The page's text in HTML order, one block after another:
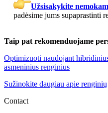
Užsisakykite
padėsime jums supaprastinti
Taip pat rekomenduojame
Optimizuoti naudojant
asmeninius renginius
Sužinokite daugiau apie
Contact